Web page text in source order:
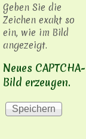
Geben Sie die
Zeichen exakt so
ein, wie im Bild
angezeigt.
Neues CAPTCHA-
Bild erzeugen.